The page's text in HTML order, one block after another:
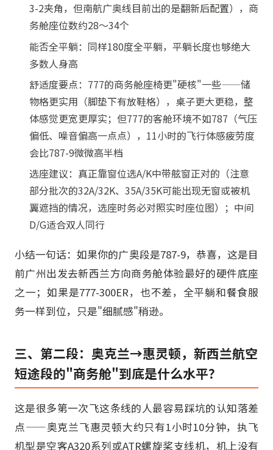
3-2夹角，但南航广奥线目前出的是翻新后配置），商
务舱座位数约28～34个
能否全平躺：同样180度全平躺，平躺长度也够绝大
多数人身高
舒适度要点：777的商务舱座椅更"硬核"一些——储
物格更实用（脚垫下有放鞋格），桌子更大更稳，整
体感觉更宽更厚实；但777的客舱环境不如787（气压
偏低、噪音偏高一点点），11小时的飞行体感疲劳度
会比787-9微微高半档
选座建议：真正靠窗位选A/K中带舷窗正对的（注意
部分批次的32A/32K、35A/35K可能出现无窗或被机
翼遮挡的情况，选座时务必对照实时座位图）；中间
D/G适合双人同行
小结一句话：如果你的广奥段是787-9，恭喜，这是目
前广州出发去新西兰方向商务舱体验最好的硬件底座
之一；如果是777-300ER，也不差，全平躺和餐食服
务一样到位，只是"细腻感"稍逊。
三、第二段：奥克兰→惠灵顿，新西兰航空
短途段的"商务舱"到底是什么水平？
这是很多第一次飞这条线的人最容易踩坑的认知落差
点——奥克兰飞惠灵顿大约只有1小时10分钟，执飞
机型是空客A320系列或ATR螺旋桨支线机，机上没有